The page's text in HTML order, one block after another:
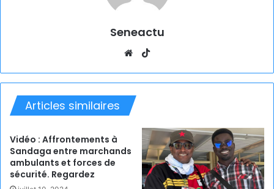
Seneactu
Website
Articles similaires
Vidéo : Affrontements à
Sandaga entre marchands
ambulants et forces de
sécurité. Regardez